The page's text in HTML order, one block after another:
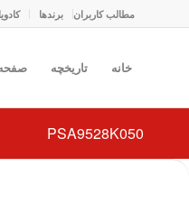
مطالب کاربران برندها
خانه تاریخچه
PSA9528K050